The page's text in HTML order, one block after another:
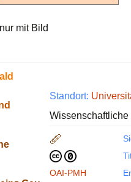
nur mit Bild
Standort:
OAI-PMH